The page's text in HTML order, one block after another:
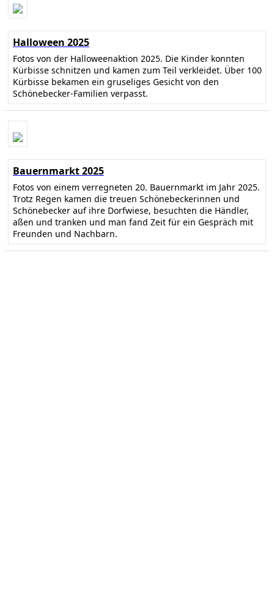
Halloween 2025
Fotos von der Halloweenaktion 2025. Die Kinder konnten
Kürbisse schnitzen und kamen zum Teil verkleidet. Über 100
Kürbisse bekamen ein gruseliges Gesicht von den
Schönebecker-Familien verpasst.
Bauernmarkt 2025
Fotos von einem verregneten 20. Bauernmarkt im Jahr 2025.
Trotz Regen kamen die treuen Schönebeckerinnen und
Schönebecker auf ihre Dorfwiese, besuchten die Händler,
aßen und tranken und man fand Zeit für ein Gespräch mit
Freunden und Nachbarn.